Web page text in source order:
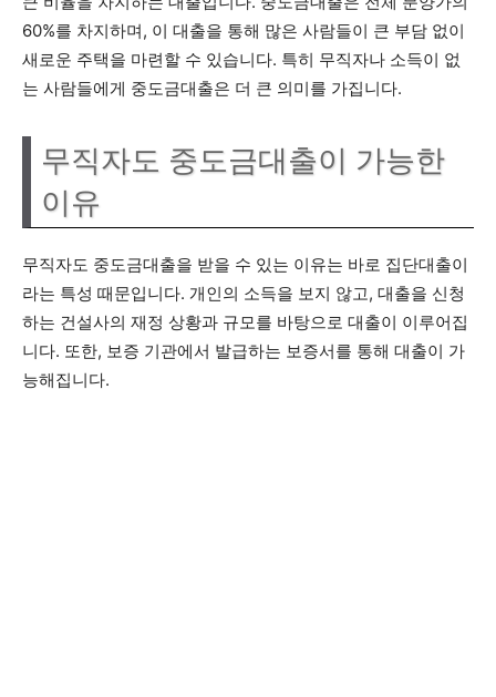
60%를 차지하며, 이 대출을 통해 많은 사람들이 큰 부담 없이
새로운 주택을 마련할 수 있습니다. 특히 무직자나 소득이 없
는 사람들에게 중도금대출은 더 큰 의미를 가집니다.
무직자도 중도금대출이 가능한
이유
무직자도 중도금대출을 받을 수 있는 이유는 바로 집단대출이
라는 특성 때문입니다. 개인의 소득을 보지 않고, 대출을 신청
하는 건설사의 재정 상황과 규모를 바탕으로 대출이 이루어집
니다. 또한, 보증 기관에서 발급하는 보증서를 통해 대출이 가
능해집니다.